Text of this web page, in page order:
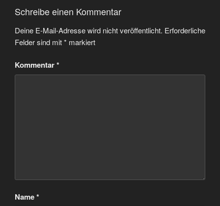
Schreibe einen Kommentar
Deine E-Mail-Adresse wird nicht veröffentlicht. Erforderliche
Felder sind mit* markiert
Kommentar*
Name*